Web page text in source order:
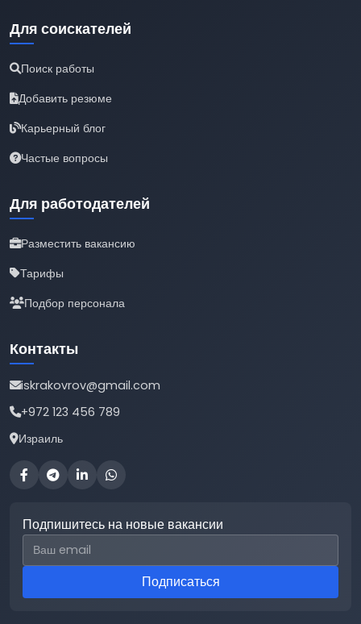
Для соискателей
Поиск работы
Добавить резюме
Карьерный блог
Частые вопросы
Для работодателей
Разместить вакансию
Тарифы
Подбор персонала
Контакты
iskrakovrov@gmail.com
+972 123 456 789
Израиль
Подпишитесь на новые вакансии
Email для подписки
Подписаться